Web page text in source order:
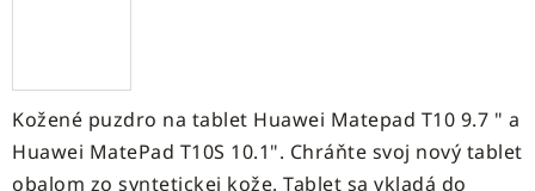
Kožené puzdro na tablet Huawei Matepad T10 9.7 " a
Huawei MatePad T10S 10.1". Chráňte svoj nový tablet
obalom zo syntetickej kože. Tablet sa vkladá do